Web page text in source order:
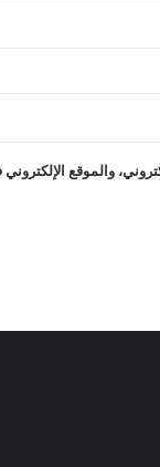
والموقع